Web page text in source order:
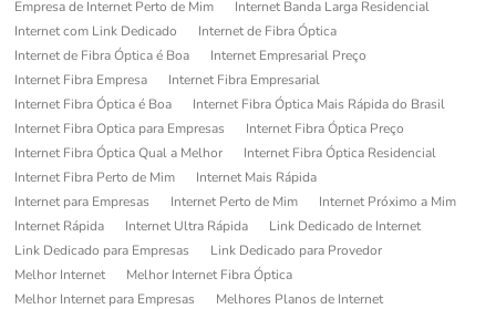
Empresa de Internet Perto de Mim
Internet Banda Larga Residencial
Internet com Link Dedicado
Internet de Fibra Óptica
Internet de Fibra Óptica é Boa
Internet Empresarial Preço
Internet Fibra Empresa
Internet Fibra Empresarial
Internet Fibra Óptica é Boa
Internet Fibra Óptica Mais Rápida do Brasil
Internet Fibra Optica para Empresas
Internet Fibra Óptica Preço
Internet Fibra Óptica Qual a Melhor
Internet Fibra Óptica Residencial
Internet Fibra Perto de Mim
Internet Mais Rápida
Internet para Empresas
Internet Perto de Mim
Internet Próximo a Mim
Internet Rápida
Internet Ultra Rápida
Link Dedicado de Internet
Link Dedicado para Empresas
Link Dedicado para Provedor
Melhor Internet
Melhor Internet Fibra Óptica
Melhor Internet para Empresas
Melhores Planos de Internet